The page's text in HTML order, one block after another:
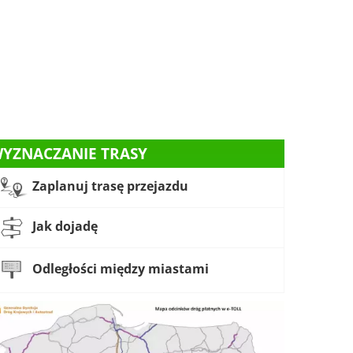
TRASY
Zaplanuj trasę przejazdu
Jak dojadę
Odległości między miastami